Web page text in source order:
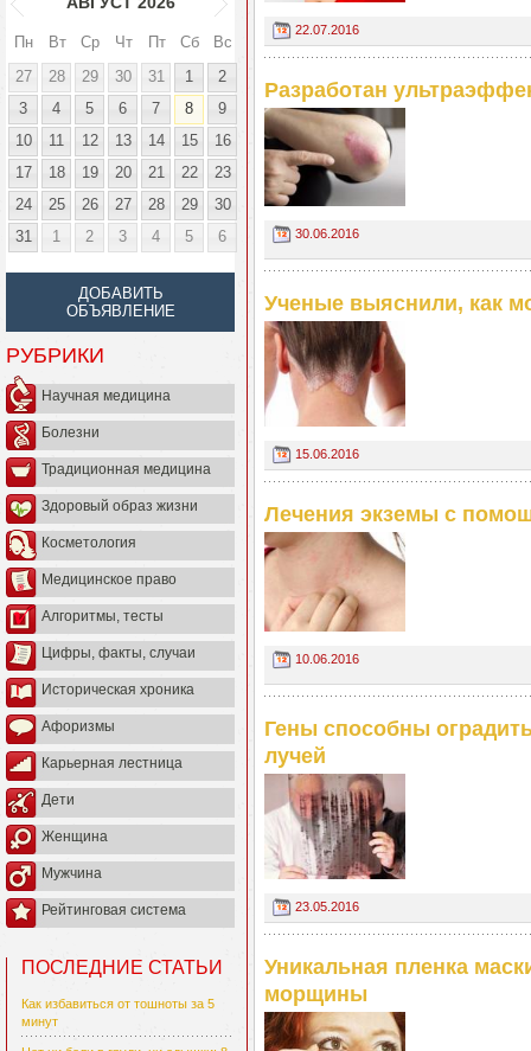
Пн Вт Ср Чт Пт Сб
Вс
27
28 29 30 31 1
2
3
4 5 6 7 8
9
10
11 12 13 14 15
16
17
18 19 20 21 22
23
24
25 26 27 28 29
30
31
1 2 3 4 5 6
ДОБАВИТЬ
ОБЪЯВЛЕНИЕ
РУБРИКИ
Научная медицина
Болезни
Традиционная медицина
Здоровый образ жизни
Косметология
Медицинское право
Алгоритмы, тесты
Цифры, факты, случаи
Историческая хроника
Афоризмы
Карьерная лестница
Дети
Женщина
Мужчина
Рейтинговая система
ПОСЛЕДНИЕ СТАТЬИ
Как избавиться от тошноты за 5
минут
22.07.2016
Разработан
30.06.2016
Ученые выяснили, как
15.06.2016
Лечения экземы с
10.06.2016
Гены способны
лучей
23.05.2016
Уникальная пленка
морщины